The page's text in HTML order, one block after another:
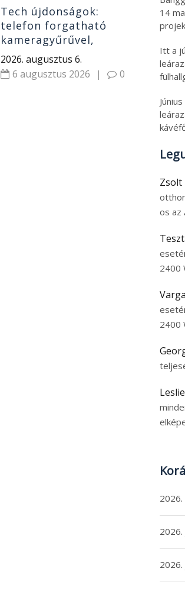
Tech újdonságok:
telefon forgatható
kameragyűrűvel,
klipszes fülhallgatók
olcsó riválisa és
hordozható monitor
2026. augusztus 6.
6 augusztus 2026
| 0
14
Itt a
Zsolt
os az
2400
2400
Leslie
2026.
2026.